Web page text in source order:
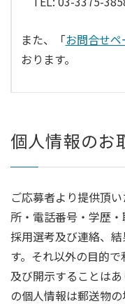
また、「お問合せペ
おります。
個人情報のお
ご応募者より提供頂
所・電話番号・学歴・
採用選考及び連絡、
す。それ以外の目的
及び開示することは
の個人情報は郵送物